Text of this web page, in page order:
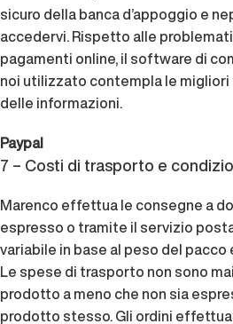
sicuro della banca d’appoggio e
accedervi. Rispetto alle
pagamenti online, il software di
noi utilizzato contempla le
delle informazioni.
Paypal
7 – Costi di trasporto e
Marenco effettua le consegne a
espresso o tramite il servizio
variabile in base al peso del pacco
Le spese di trasporto non sono
prodotto a meno che non sia
prodotto stesso. Gli ordini